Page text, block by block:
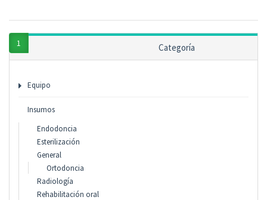
1 Categoría
Equipo
Insumos
Endodoncia
Esterilización
General
Ortodoncia
Radiología
Rehabilitación oral